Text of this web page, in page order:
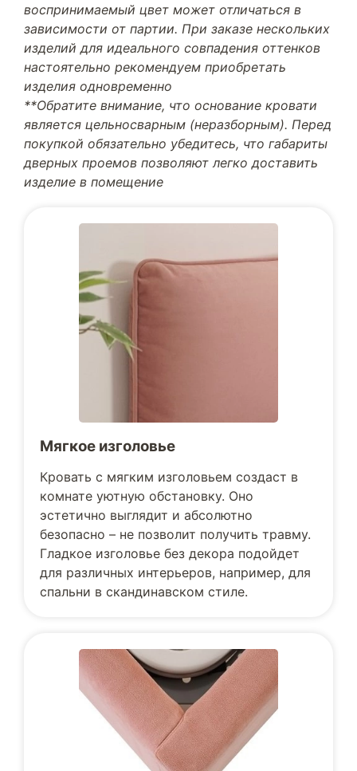
воспринимаемый цвет может отличаться в
зависимости от партии. При заказе нескольких
изделий для идеального совпадения оттенков
настоятельно рекомендуем приобретать
изделия одновременно
**Обратите внимание, что основание кровати
является цельносварным (неразборным). Перед
покупкой обязательно убедитесь, что габариты
дверных проемов позволяют легко доставить
изделие в помещение
Мягкое изголовье
Кровать с мягким изголовьем создаст в
комнате уютную обстановку. Оно
эстетично выглядит и абсолютно
безопасно – не позволит получить травму.
Гладкое изголовье без декора подойдет
для различных интерьеров, например, для
спальни в скандинавском стиле.